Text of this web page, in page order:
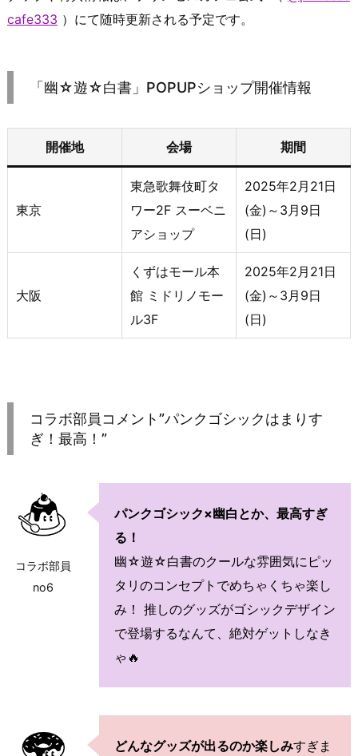
cafe333 ）にて随時更新される予定です。
「幽☆遊☆白書」POPUPショップ開催情報
開催地 会場 期間
東京
東急歌舞伎町タ
ワー2F スーベニ
アショップ
2025年2月21日
(金)～3月9日
(日)
大阪
くずはモール本
館 ミドリノモー
ル3F
2025年2月21日
(金)～3月9日
(日)
コラボ部員コメント”パンクゴシックはまりす
ぎ！最高！”
コラボ部員
no6
パンクゴシック×幽白とか、最高すぎ
る！
幽☆遊☆白書のクールな雰囲気にピッ
タリのコンセプトでめちゃくちゃ楽し
み！ 推しのグッズがゴシックデザイン
で登場するなんて、絶対ゲットしなき
ゃ🔥
どんなグッズが出るのか楽しみすぎま